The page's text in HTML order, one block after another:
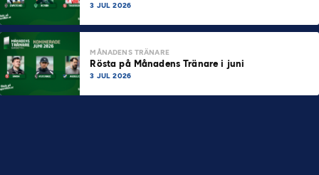
3 JUL 2026
MÅNADENS TRÄNARE
Rösta på Månadens Tränare i juni
3 JUL 2026